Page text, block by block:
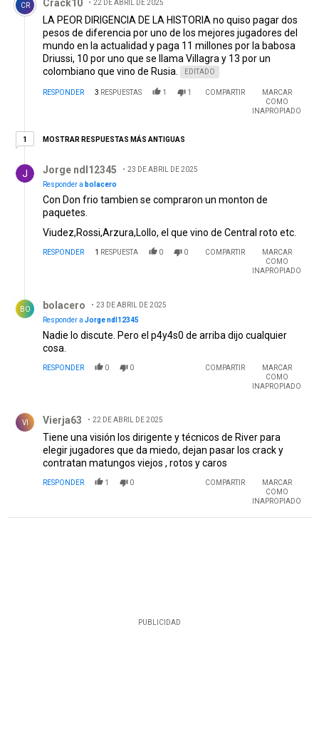
CR Crack10 22 DE ABRIL DE 2025
LA PEOR DIRIGENCIA DE LA HISTORIA no quiso pagar dos
pesos de diferencia por uno de los mejores jugadores del
mundo en la actualidad y paga 11 millones por la babosa
Driussi, 10 por uno que se llama Villagra y 13 por un
colombiano que vino de Rusia.
EDITADO
RESPONDER 3 RESPUESTAS 1 1 COMPARTIR
MARCAR
COMO
INAPROPIADO
11 respuesta más antiguas
MOSTRAR RESPUESTAS MÁS ANTIGUAS
Jorge ndl12345
23 DE ABRIL DE 2025
Responder a bolacero
Con Don frio tambien se compraron un monton de
paquetes.
Viudez,Rossi,Arzura,Lollo, el que vino de Central roto etc.
RESPONDER 1 RESPUESTA 0 0 COMPARTIR
MARCAR
COMO
INAPROPIADO
BO bolacero
23 DE ABRIL DE 2025
Responder a Jorge ndl12345
Nadie lo discute. Pero el p4y4s0 de arriba dijo cualquier
cosa.
RESPONDER 0 0 COMPARTIR
MARCAR
COMO
INAPROPIADO
VI Vierja63 22 DE ABRIL DE 2025
Tiene una visión los dirigente y técnicos de River para
elegir jugadores que da miedo, dejan pasar los crack y
contratan matungos viejos , rotos y caros
RESPONDER 1 0 COMPARTIR
MARCAR
COMO
INAPROPIADO
PUBLICIDAD